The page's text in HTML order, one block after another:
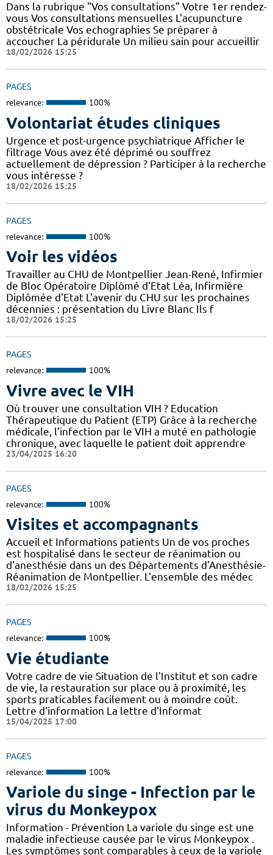
Dans la rubrique "Vos consultations" Votre 1er rendez-
vous Vos consultations mensuelles L'acupuncture
obstétricale Vos echographies Se préparer à
accoucher La péridurale Un milieu sain pour accueillir
18/02/2026 15:25
PAGES
relevance: 100%
Volontariat études cliniques
Urgence et post-urgence psychiatrique Afficher le
filtrage Vous avez été déprimé ou souffrez
actuellement de dépression ? Participer à la recherche
vous intéresse ?
18/02/2026 15:25
PAGES
relevance: 100%
Voir les vidéos
Travailler au CHU de Montpellier Jean-René, Infirmier
de Bloc Opératoire Diplômé d'Etat Léa, Infirmière
Diplômée d'Etat L'avenir du CHU sur les prochaines
décennies : présentation du Livre Blanc Ils f
18/02/2026 15:25
PAGES
relevance: 100%
Vivre avec le VIH
Où trouver une consultation VIH ? Education
Thérapeutique du Patient (ETP) Grâce à la recherche
médicale, l’infection par le VIH a muté en pathologie
chronique, avec laquelle le patient doit apprendre
23/04/2025 16:20
PAGES
relevance: 100%
Visites et accompagnants
Accueil et Informations patients Un de vos proches
est hospitalisé dans le secteur de réanimation ou
d'anesthésie dans un des Départements d'Anesthésie-
Réanimation de Montpellier. L'ensemble des médec
18/02/2026 15:25
PAGES
relevance: 100%
Vie étudiante
Votre cadre de vie Situation de l'Institut et son cadre
de vie, la restauration sur place ou à proximité, les
sports praticables facilement ou à moindre coût.
Lettre d'information La lettre d'Informat
15/04/2025 17:00
PAGES
relevance: 100%
Variole du singe - Infection par le
virus du Monkeypox
Information - Prévention La variole du singe est une
maladie infectieuse causée par le virus Monkeypox .
Les symptômes sont comparables à ceux de la variole